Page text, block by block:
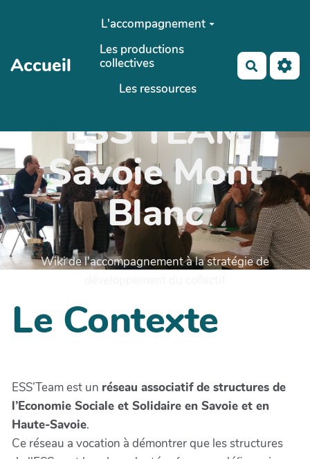
Aller au contenu principal
Accueil
L'accompagnement
Les productions
collectives
Les ressources
ESS'TEAM
Savoie Mont
Blanc
Wiki de l'accompagnement à la stratégie de
Le Contexte
ESS’Team est un réseau associatif de structures de
l’Economie Sociale et Solidaire en Savoie et en
Haute-Savoie.
Ce réseau a vocation à démontrer que les structures